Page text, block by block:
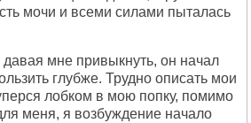
мочи и всеми силами пыталась
мне привыкнуть, он начал
глубже. Трудно описать мои
лобком в мою попку, помимо
меня, я возбуждение начало